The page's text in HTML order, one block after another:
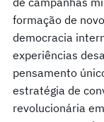
formação de
democracia
experiências
pensamento
estratégia de
revolucionária